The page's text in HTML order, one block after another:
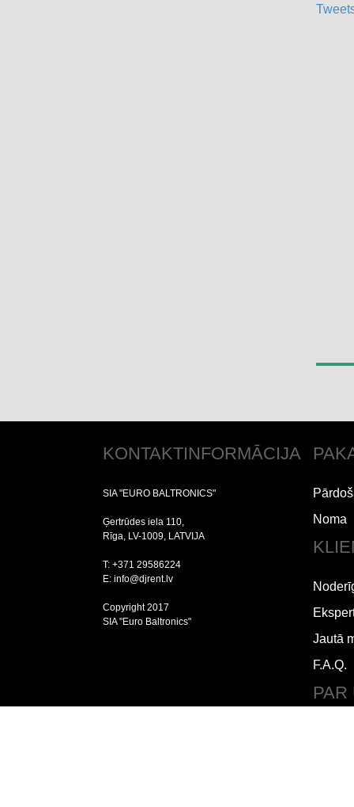
KONTAKTINFORMĀCIJA
SIA "EURO BALTRONICS"
Ģertrūdes iela 110,
Rīga, LV-1009, LATVIJA
T: +371 29586224
E: info@djrent.lv
Copyright 2017
SIA "Euro Baltronics"
Noma
Jautā
F.A.Q.
PAR